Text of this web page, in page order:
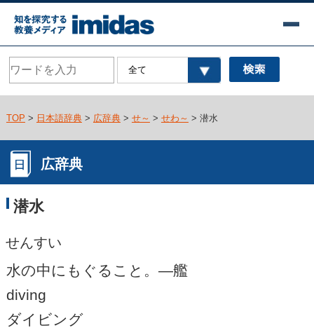
TOP > 日本語辞典> 広辞典> せ～ > せわ～ > 潜水
広辞典
潜水
せんすい
水の中にもぐること。―艦
diving
ダイビング